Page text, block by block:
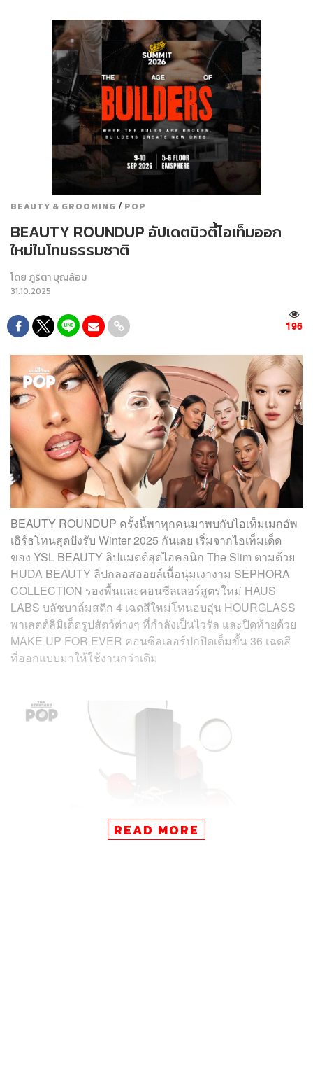
BEAUTY & GROOMING / POP
BEAUTY ROUNDUP อัปเดตบิวตี้ไอเท็มออก
ใหม่ในโทนธรรมชาติ
โดย ภูริตา บุญล้อม
31.10.2025
196
BEAUTY ROUNDUP ครั้งนี้พาทุกคนมาพบกับไอเท็มเมกอัพ
เอิร์ธโทนสุดปังรับ Winter 2025 กันเลย เริ่มจากไอเท็มเด็ด
ของ YSL BEAUTY ลิปแมตต์สุดไอคอนิก The Slim ตามด้วย
HUDA BEAUTY ลิปกลอสออยล์เนื้อนุ่มเงางาม SEPHORA
COLLECTION รองพื้นและคอนซีลเลอร์สูตรใหม่ HAUS
LABS บลัชบาล์มสติก 4 เฉดสีใหม่โทนอบอุ่น HOURGLASS
พาเลตต์ลิมิเต็ดรูปสัตว์ต่างๆ ที่กำลังเป็นไวรัล และปิดท้ายด้วย
MAKE UP FOR EVER คอนซีลเลอร์ปกปิดเต็มขั้น 36 เฉดสี
ที่ออกแบบมาให้ใช้งานกว่าเดิม
READ MORE